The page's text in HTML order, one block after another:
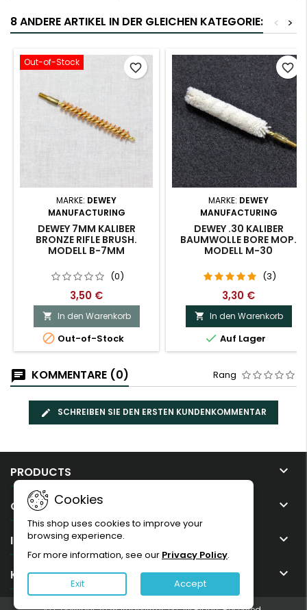
8 ANDERE ARTIKEL IN DER GLEICHEN KATEGORIE: >
<
Out-of-Stock
MARKE: DEWEY
MANUFACTURING
DEWEY 7MM KALIBER
BRONZE RIFLE BRUSH.
MODELL B-7MM
(0)
3,50 €
 In den Warenkorb
 Out-of-Stock
favorite_border
MARKE: DEWEY
MANUFACTURING
DEWEY .30 KALIBER
BAUMWOLLE BORE MOP.
MODELL M-30
(3)
3,30 €
 In den Warenkorb
 Auf Lager
favorite_border
KOMMENTARE (0) Rang
SCHREIBEN SIE DEN ERSTEN KUNDENKOMMENTAR
PRODUCTS 
OUR COMPANY 
IHR KONTO 
KONTAKT 
Cookies
This shop uses cookies to improve your
browsing experience.
For more information, see our Privacy Policy.
Exit Accept